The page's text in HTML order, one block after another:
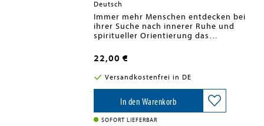
Deutsch
Immer mehr Menschen entdecken bei
ihrer Suche nach innerer Ruhe und
spiritueller Orientierung das
christliche Form der Meditation. Dieses
Buch leitet Anfänger und Übende
Schritt für Schritt an - einfach, praktisch
und mit anschaulichen Zeichnungen.
Ermutigende Ratschläge zu typischen
Schwierigkeiten, hilfreiche Tipps, wie
sich das Herzensgebet in unseren Alltag
integrieren lässt, und die geführten
22,00 €
Versandkostenfrei in DE
In den Warenkorb
SOFORT LIEFERBAR